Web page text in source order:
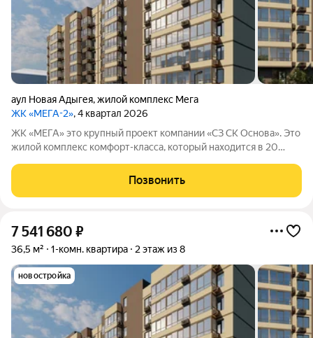
аул Новая Адыгея,жилой комплекс Мега
ЖК «МЕГА-2», 4 квартал 2026
ЖК «МЕГА» это крупный проект компании «СЗ СК Основа». Это
жилой комплекс комфорт-класса, который находится в 20
Позвонить
7 541 680 ₽
36,5 м² 1-комн. квартира 2 этаж из 8
новостройка